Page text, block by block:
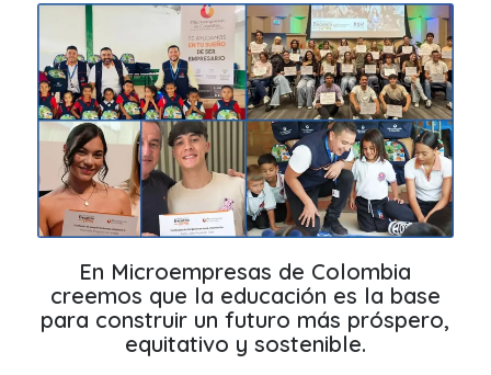
En Microempresas de Colombia
creemos que la educación es la base
para construir un futuro más próspero,
equitativo y sostenible.